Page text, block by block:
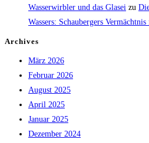
Wasserwirbler und das Glasei zu
Wassers: Schaubergers
Archives
März 2026
Februar 2026
August 2025
April 2025
Januar 2025
Dezember 2024